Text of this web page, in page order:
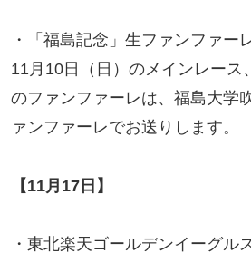
・「福島記念」生ファンファー
11月10日（日）のメインレース
のファンファーレは、福島大学
ァンファーレでお送りします。
【11月17日】
・東北楽天ゴールデンイーグル